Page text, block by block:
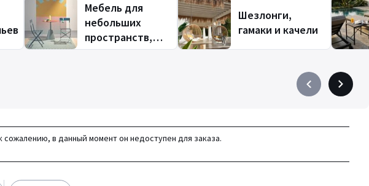
Мебель для
небольших
пространств,
балкона
Шезлонги,
гамаки и качели
Précédent
à
Suivant
à
в данный момент он недоступен для заказа.